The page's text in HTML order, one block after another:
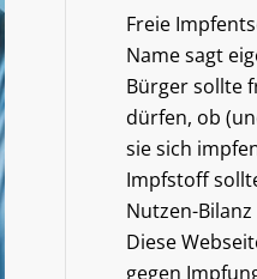
Freie
Name sagt
Bürger sollte
dürfen, ob
sie sich
Impfstoff
Nutzen-
Diese
gegen